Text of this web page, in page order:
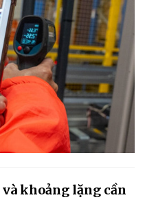
khoảng lặng cần